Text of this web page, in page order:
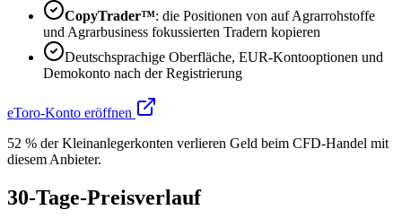
CopyTrader™: die Positionen von auf Agrarrohstoffe
und Agrarbusiness fokussierten Tradern kopieren
Deutschsprachige Oberfläche, EUR-Kontooptionen und
Demokonto nach der Registrierung
eToro-Konto eröffnen
52 % der Kleinanlegerkonten verlieren Geld beim CFD-Handel mit
diesem Anbieter.
30-Tage-Preisverlauf